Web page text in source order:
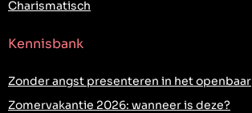
Charismatisch
Kennisbank
Zonder angst presenteren in het openbaar
Zomervakantie 2026: wanneer is deze?